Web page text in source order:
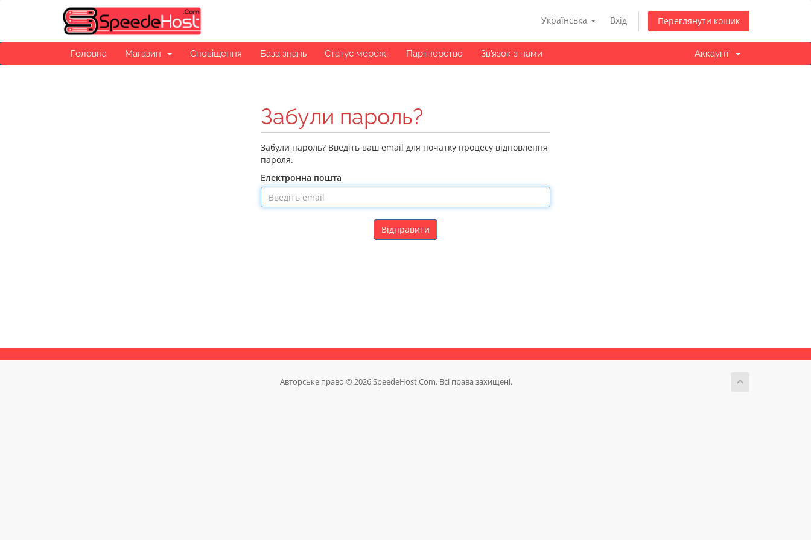
Українська Вхід Переглянути кошик
Головна Магазин Сповіщення База знань Статус мережі Партнерство Зв'язок з нами Аккаунт
Забули пароль?
Забули пароль? Введіть ваш email для початку процесу відновлення
пароля.
Електронна пошта
Відправити
Авторське право © 2026 SpeedeHost.Com. Всі права захищені.